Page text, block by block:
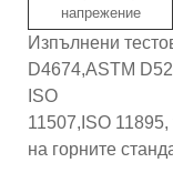
напрежение
Изпълнени
D4674,ASTM
ISO
11507,ISO 11895,
на горните